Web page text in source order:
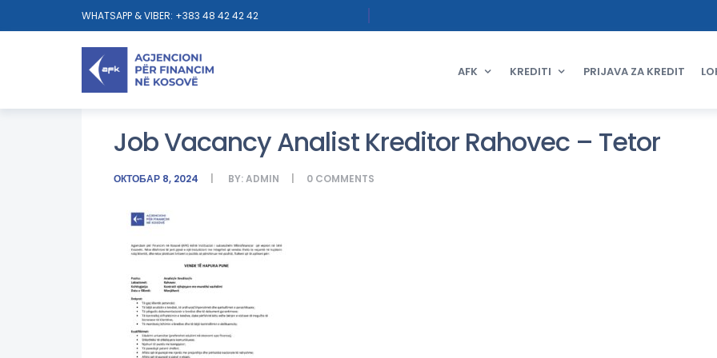
WHATSAPP & VIBER: +383 48 42 42 42
AFK KREDITI PRIJAVA ZA KREDIT
Job Vacancy Analist Kreditor Rahovec – Tetor
ОКТОБАР 8, 2024 BY:ADMIN 0 COMMENTS